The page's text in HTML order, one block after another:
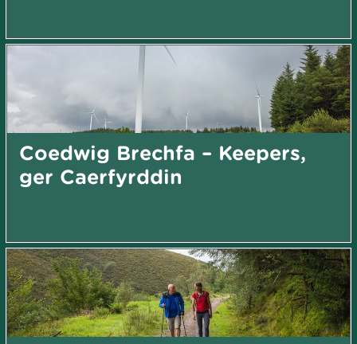
Coedwig Brechfa – Keepers,
ger Caerfyrddin